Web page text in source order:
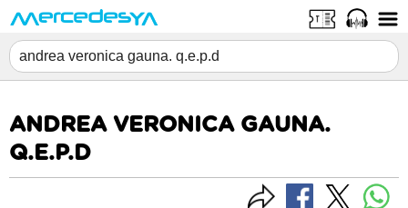
ANDREA VERONICA GAUNA.
Q.E.P.D